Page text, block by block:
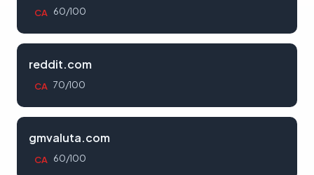
CA 60/100
reddit.com
CA 70/100
gmvaluta.com
CA 60/100